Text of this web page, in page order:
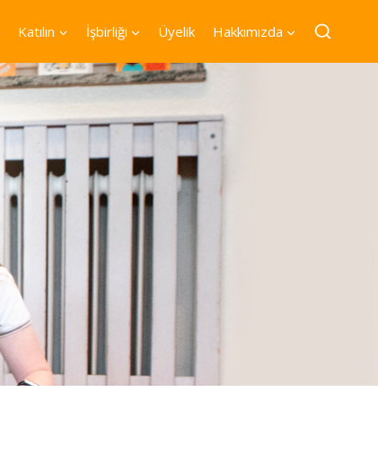
Katılın İşbirliği Üyelik Hakkımızda